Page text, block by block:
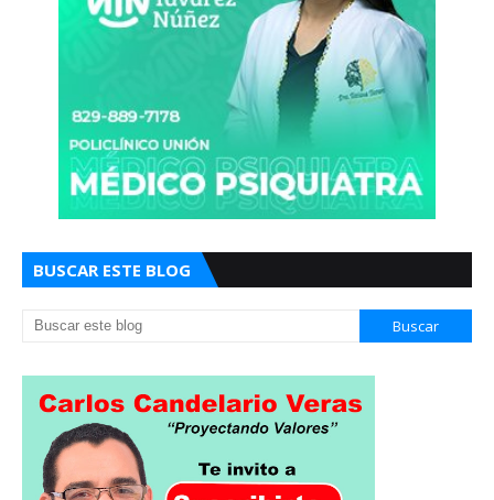
BUSCAR ESTE BLOG